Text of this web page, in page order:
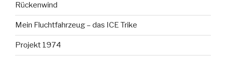
Rückenwind
Mein Fluchtfahrzeug – das ICE Trike
Projekt 1974